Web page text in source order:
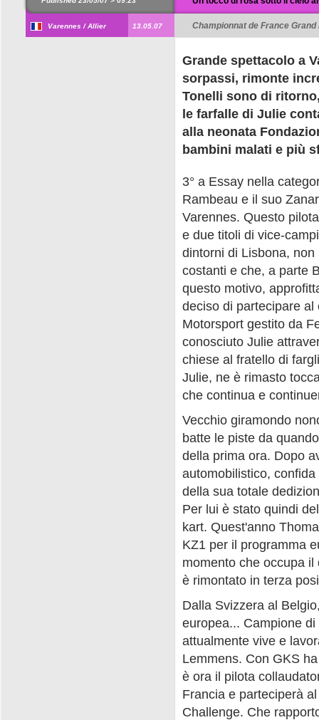
Varennes / Allier 13.05.07 Championnat de France
Grande spettacolo a
sorpassi, rimonte
Tonelli sono di
le farfalle di Julie
alla neonata
bambini malati e più
3° a Essay nella
Rambeau e il suo
Varennes. Questo
e due titoli di vice-
dintorni di Lisbona,
costanti e che, a parte
questo motivo,
deciso di partecipare
Motorsport gestito da
conosciuto Julie
chiese al fratello di
Julie, ne è rimasto
che continua e
Vecchio giramondo
batte le piste da
della prima ora. Dopo
automobilistico,
della sua totale
Per lui è stato quindi
kart. Quest'anno
KZ1 per il programma
momento che occupa
è rimontato in terza
Dalla Svizzera al
europea... Campione
attualmente vive e
Lemmens. Con GKS
è ora il pilota
Francia e parteciperà
Challenge. Che